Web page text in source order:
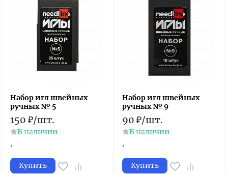
Набор игл швейных
ручных № 5
150 ₽/шт.
В наличии
.
Купить
Набор игл швейных
ручных № 9
90 ₽/шт.
В наличии
.
Купить